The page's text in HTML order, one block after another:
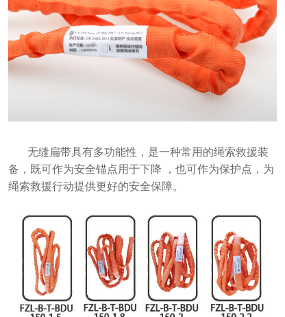
无缝扁带具有多功能性，是一种常用的绳索救援装
备，既可作为安全锚点用于下降 ，也可作为保护点，为
绳索救援行动提供更好的安全保障。